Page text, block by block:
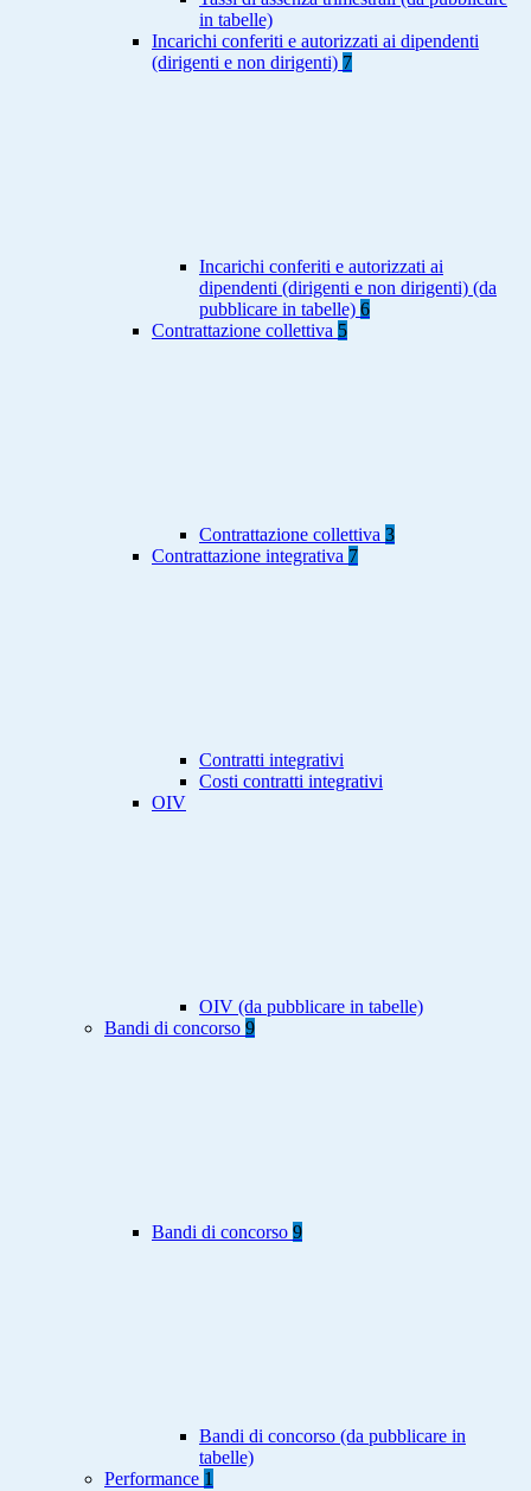
in tabelle)
Incarichi conferiti e autorizzati ai dipendenti
(dirigenti e non dirigenti) 7
Incarichi conferiti e autorizzati ai
dipendenti (dirigenti e non dirigenti) (da
pubblicare in tabelle) 6
Contrattazione collettiva 5
Contrattazione collettiva 3
Contrattazione integrativa 7
Contratti integrativi
Costi contratti integrativi
OIV
OIV (da pubblicare in tabelle)
Bandi di concorso 9
Bandi di concorso 9
Bandi di concorso (da pubblicare in
tabelle)
Performance 1